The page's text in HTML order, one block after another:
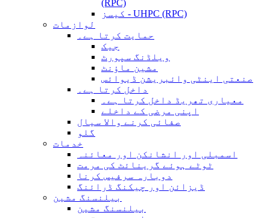
(RPC)
کیسز - UHPC (RPC)
لوازمات
حمایت کرتا ہے۔
جیک
ویلڈنگ سپورٹ
مشین ماؤنٹ
صنعتی اینٹی وائبریشن ڈیوائس
داخل کرتا ہے۔
معیاری تھریڈ داخل کرتا ہے۔
اپنی مرضی کے داخلے
صفائی کرنے والا سیال
گلو
خدمات
اسمبلی اور انشانکن اور معائنہ
ٹوٹے ہوئے گرینائٹ کی مرمت
دوبارہ سرفیس کرنا
ڈیزائن اور چیکنگ ڈرائنگ
بیلنسنگ مشین
بیلنسنگ مشین